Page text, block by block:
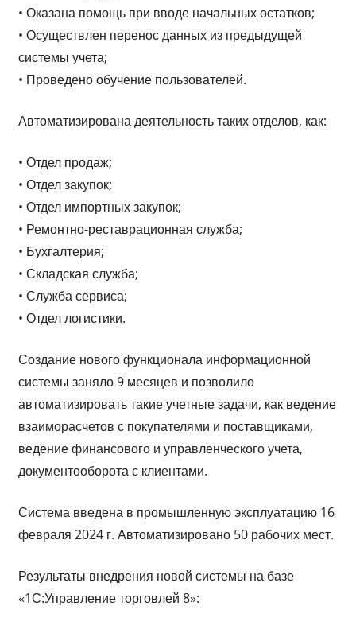
• Оказана помощь при вводе начальных остатков;
• Осуществлен перенос данных из предыдущей
системы учета;
• Проведено обучение пользователей.
Автоматизирована деятельность таких отделов, как:
• Отдел продаж;
• Отдел закупок;
• Отдел импортных закупок;
• Ремонтно-реставрационная служба;
• Бухгалтерия;
• Складская служба;
• Служба сервиса;
• Отдел логистики.
Создание нового функционала информационной
системы заняло 9 месяцев и позволило
автоматизировать такие учетные задачи, как ведение
взаиморасчетов с покупателями и поставщиками,
ведение финансового и управленческого учета,
документооборота с клиентами.
Система введена в промышленную эксплуатацию 16
февраля 2024 г. Автоматизировано 50 рабочих мест.
Результаты внедрения новой системы на базе
«1С:Управление торговлей 8»: